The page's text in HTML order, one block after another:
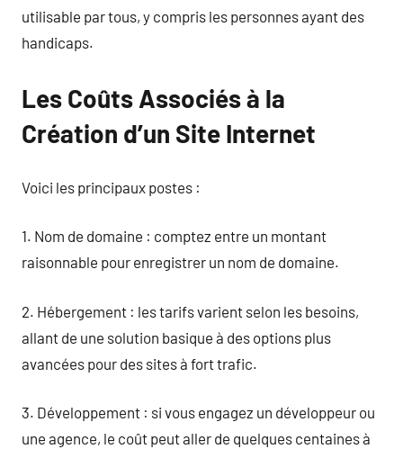
utilisable par tous, y compris les personnes ayant des
handicaps.
Les Coûts Associés à la
Création d’un Site Internet
Voici les principaux postes :
1. Nom de domaine : comptez entre un montant
raisonnable pour enregistrer un nom de domaine.
2. Hébergement : les tarifs varient selon les besoins,
allant de une solution basique à des options plus
avancées pour des sites à fort trafic.
3. Développement : si vous engagez un développeur ou
une agence, le coût peut aller de quelques centaines à